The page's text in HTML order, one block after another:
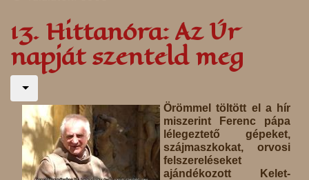
13. Hittanóra: Az Úr
napját szenteld meg
Örömmel töltött el a hír
miszerint Ferenc pápa
lélegeztető gépeket,
szájmaszkokat, orvosi
felszereléseket
ajándékozott Kelet-